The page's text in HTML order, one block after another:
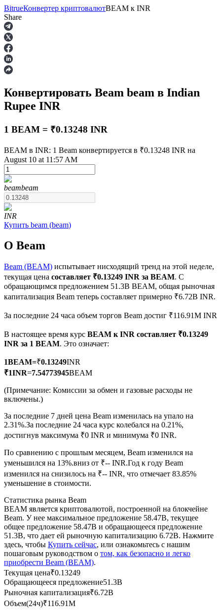
Фьючерсы
USDT-фьючерсы
Фьючерсы с использованием USDT в качестве
Фьючерсы на COIN-M
Криптовалютные фьючерсы
TradFi
сырьевые товары
USDC фьючерсы
Фьючерсы с использованием USDC в качестве
Копирование торговли
Присоединяйтесь к лучшим трейдерам
BitrueКонвертер криптовалютBEAM к INR
Share
Конвертировать Beam beam в Indian
Rupee INR
1 BEAM = ₹0.13248 INR
BEAM в INR: 1 Beam конвертируется в ₹0.13248 INR на
August 10 at 11:57 AM
beambeam
INR
Купить beam (beam)
О Beam
Beam (BEAM) испытывает нисходящий тренд на этой неделе,
текущая цена составляет ₹0.13249 INR за BEAM. С
обращающимся предложением 51.3B BEAM, общая рыночная
капитализация Beam теперь составляет примерно ₹6.72B INR.
За последние 24 часа объем торгов Beam достиг ₹116.91M INR
В настоящее время курс BEAM к INR составляет ₹0.13249
INR за 1 BEAM. Это означает:
1BEAM=₹0.13249INR
₹1INR=7.54773945BEAM
(Примечание: Комиссии за обмен и газовые расходы не
включены.)
За последние 7 дней цена Beam изменилась на упало на
2.31%.За последние 24 часа курс колебался на 0.21%,
достигнув максимума ₹0 INR и минимума ₹0 INR.
По сравнению с прошлым месяцем, Beam изменился на
уменьшился на 13%.вниз от ₹-- INR.Год к году Beam
изменился на снизилось на ₹-- INR, что отмечает 83.85%
уменьшение в стоимости.
Статистика рынка Beam
BEAM является криптовалютой, построенной на блокчейне
Beam. У нее максимальное предложение 58.47B, текущее
общее предложение 58.47B и обращающееся предложение
51.3B, что дает ей рыночную капитализацию 6.72B. Нажмите
здесь, чтобы Купить сейчас, или ознакомьтесь с нашим
пошаговым руководством о том, как безопасно и легко
приобрести Beam (BEAM).
Текущая цена₹0.13249
Обращающееся предложение51.3B
Рыночная капитализация₹6.72B
Объем(24ч)₹116.91M